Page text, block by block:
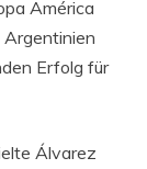
América
Erfolg für
Álvarez